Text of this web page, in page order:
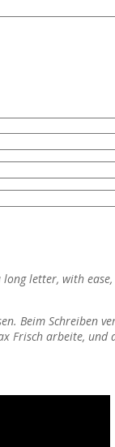
long letter, with
Beim Schreiben
Frisch arbeite, und